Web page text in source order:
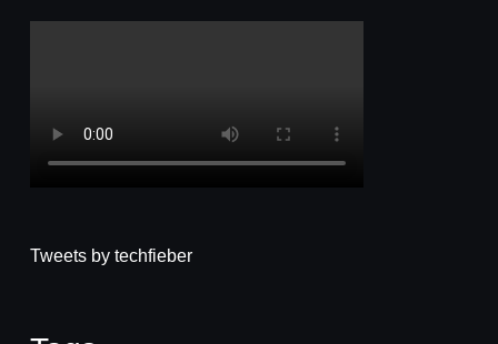
Tweets by techfieber